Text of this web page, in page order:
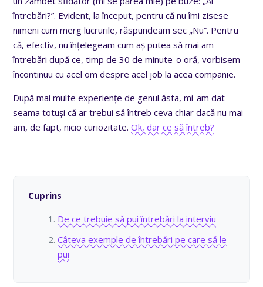
întrebări?”. Evident, la început, pentru că nu îmi zisese
nimeni cum merg lucrurile, răspundeam sec „Nu”. Pentru
că, efectiv, nu înțelegeam cum aș putea să mai am
întrebări după ce, timp de 30 de minute-o oră, vorbisem
încontinuu cu acel om despre acel job la acea companie.
După mai multe experiențe de genul ăsta, mi-am dat
seama totuși că ar trebui să întreb ceva chiar dacă nu mai
am, de fapt, nicio curiozitate.Ok, dar ce să întreb?
Cuprins
De ce trebuie să pui întrebări la interviu
Câteva exemple de întrebări pe care să le
pui